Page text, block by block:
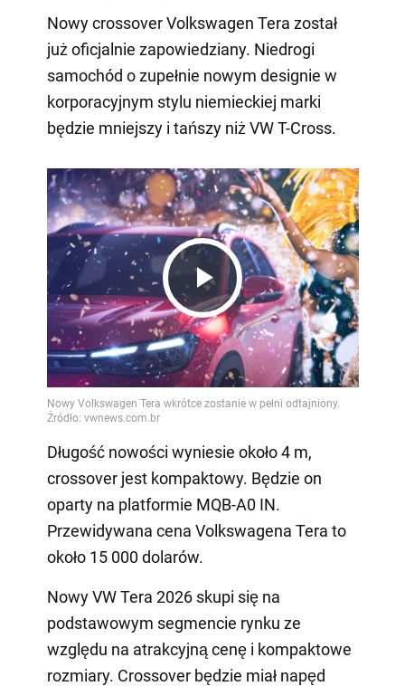
Nowy crossover Volkswagen Tera został
już oficjalnie zapowiedziany. Niedrogi
samochód o zupełnie nowym designie w
korporacyjnym stylu niemieckiej marki
będzie mniejszy i tańszy niż VW T-Cross.
Play
Video
Długość nowości wyniesie około 4 m,
crossover jest kompaktowy. Będzie on
oparty na platformie MQB-A0 IN.
Przewidywana cena Volkswagena Tera to
około 15 000 dolarów.
Nowy VW Tera 2026 skupi się na
podstawowym segmencie rynku ze
względu na atrakcyjną cenę i kompaktowe
rozmiary. Crossover będzie miał napęd